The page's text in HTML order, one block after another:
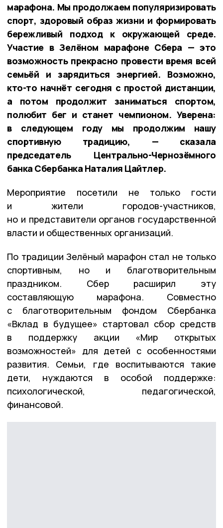
марафона. Мы продолжаем популяризировать
спорт, здоровый образ жизни и формировать
бережливый подход к окружающей среде.
Участие в Зелёном марафоне Сбера — это
возможность прекрасно провести время всей
семьёй и зарядиться энергией. Возможно,
кто-то начнёт сегодня с простой дистанции,
а потом продолжит заниматься спортом,
полюбит бег и станет чемпионом. Уверена:
в следующем году мы продолжим нашу
спортивную традицию, — сказала
председатель Центрально-Чернозёмного
банка Сбербанка Наталия Цайтлер.
Мероприятие посетили не только гости
и жители городов-участников,
но и представители органов государственной
власти и общественных организаций.
По традиции Зелёный марафон стал не только
спортивным, но и благотворительным
праздником. Сбер расширил эту
составляющую марафона. Совместно
с благотворительным фондом Сбербанка
«Вклад в будущее» стартовал сбор средств
в поддержку акции «Мир открытых
возможностей» для детей с особенностями
развития. Семьи, где воспитываются такие
дети, нуждаются в особой поддержке:
психологической, педагогической,
финансовой.